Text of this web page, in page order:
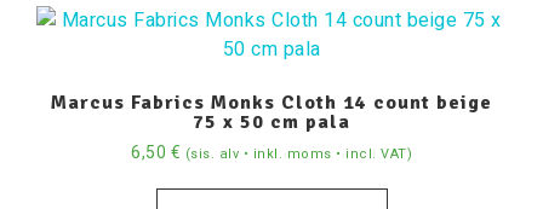
Marcus Fabrics Monks Cloth 14 count beige
75 x 50 cm pala
6,50 € (sis. alv • inkl. moms • incl. VAT)